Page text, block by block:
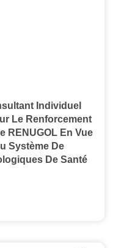
Individuel
Le Renforcement
RENUGOL En Vue
Système De
De Santé